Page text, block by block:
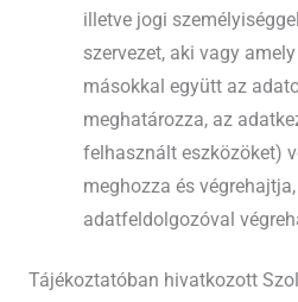
illetve jogi
szervezet, aki vagy
másokkal együtt az
meghatározza, az
felhasznált eszközöket)
meghozza és
adatfeldolgozóval
Tájékoztatóban hivatkozott